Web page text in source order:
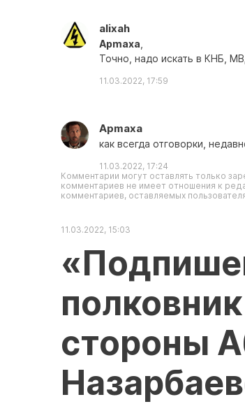
alixah
Apmaxa
Точно, надо искать в КНБ,
11.03.2022, 17:59
Apmaxa
как всегда отговорки,
11.03.2022, 17:24
Комментарии могут оставлять только
комментариев не имеет отношения к
комментариев, оставляемых
11.03.2022, 15:03
стороны